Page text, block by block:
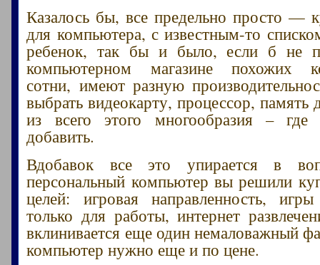
Казалось бы, все предельно просто —
для компьютера, с известным-то
ребенок, так бы и было, если б не
компьютерном магазине похожих
сотни, имеют разную
выбрать видеокарту, процессор, память
из всего этого многообразия –
добавить.
Вдобавок все это упирается в
персональный компьютер вы решили
целей: игровая направленность,
только для работы, интернет
вклинивается еще один немаловажный
компьютер нужно еще и по цене.